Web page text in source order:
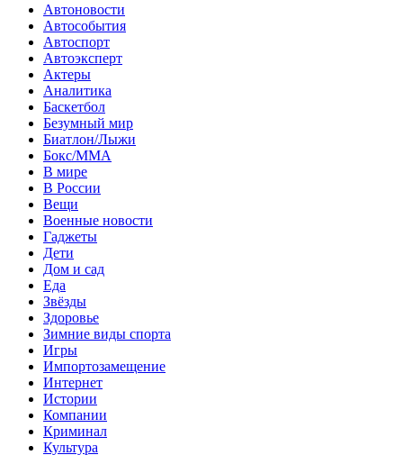
Автоновости
Автособытия
Автоспорт
Автоэксперт
Актеры
Аналитика
Баскетбол
Безумный мир
Биатлон/Лыжи
Бокс/MMA
В мире
В России
Вещи
Военные новости
Гаджеты
Дети
Дом и сад
Еда
Звёзды
Здоровье
Зимние виды спорта
Игры
Импортозамещение
Интернет
Истории
Компании
Криминал
Культура